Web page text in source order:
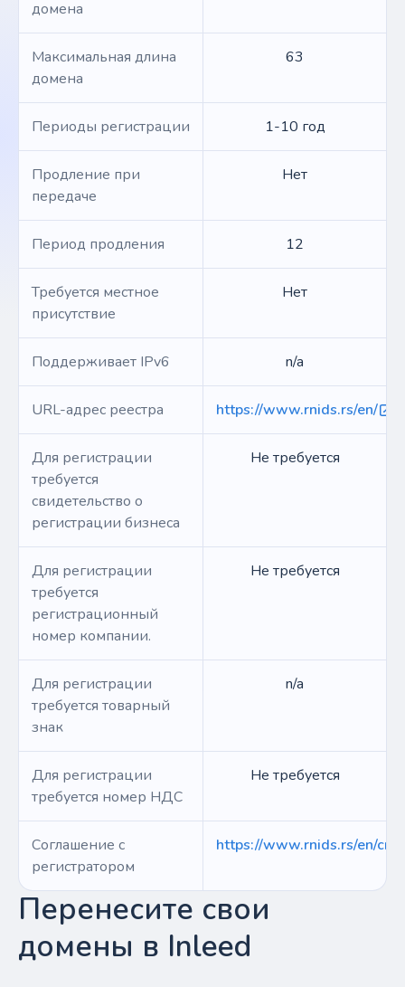
домена
Максимальная длина
домена
63
Периоды регистрации 1-10 год
Продление при
передаче
Нет
Период продления 12
Требуется местное
присутствие
Нет
Поддерживает IPv6 n/a
URL-адрес реестра https://www.rnids.rs/en/
Для регистрации
требуется
свидетельство о
регистрации бизнеса
Не требуется
Для регистрации
требуется
регистрационный
номер компании.
Не требуется
Для регистрации
требуется товарный
знак
n/a
Для регистрации
требуется номер НДС
Не требуется
Соглашение с
регистратором
https://www.rnids.rs/en/
Перенесите свои
домены в Inleed